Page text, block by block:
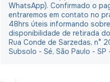
WhatsApp). Confirmado o
entraremos em contato no
48hrs úteis informando
disponibilidade de retirada
Rua Conde de Sarzedas, n°
Subsolo - Sé, São Paulo - SP